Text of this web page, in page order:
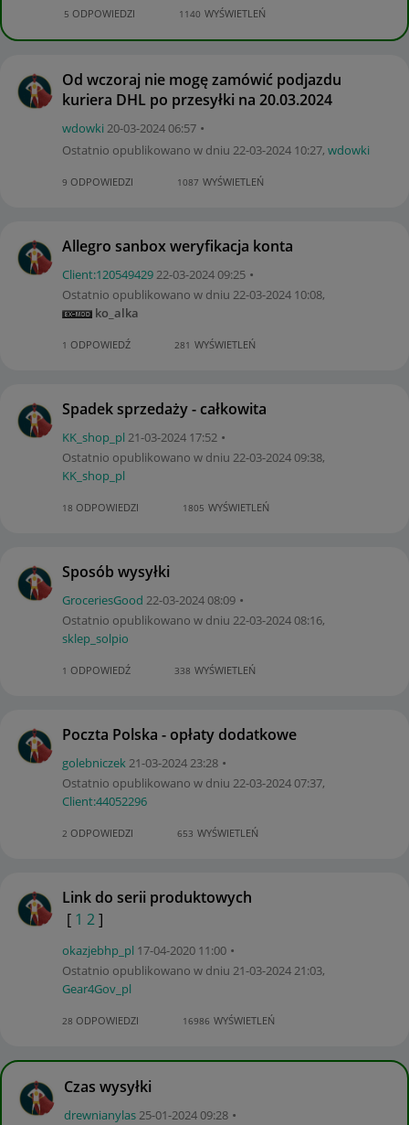
5 ODPOWIEDZI 1140 WYŚWIETLEŃ
Od wczoraj nie mogę zamówić podjazdu
kuriera DHL po przesyłki na 20.03.2024
wdowki ‎20-03-202406:57
Ostatnio opublikowano w dniu ‎22-03-2024 10:27, wdowki
9 ODPOWIEDZI 1087 WYŚWIETLEŃ
Allegro sanbox weryfikacja konta
Client:120549429‎22-03-202409:25
Ostatnio opublikowano w dniu ‎22-03-2024 10:08,
ko_alka
1 ODPOWIEDŹ 281 WYŚWIETLEŃ
Spadek sprzedaży - całkowita
KK_shop_pl ‎21-03-2024 17:52
Ostatnio opublikowano w dniu ‎22-03-202409:38,
KK_shop_pl
18 ODPOWIEDZI 1805 WYŚWIETLEŃ
Sposób wysyłki
GroceriesGood ‎22-03-202408:09
Ostatnio opublikowano w dniu ‎22-03-202408:16,
sklep_solpio
1 ODPOWIEDŹ 338 WYŚWIETLEŃ
Poczta Polska - opłaty dodatkowe
golebniczek‎21-03-202423:28
Ostatnio opublikowano w dniu ‎22-03-202407:37,
Client:44052296
2 ODPOWIEDZI 653 WYŚWIETLEŃ
Link do serii produktowych
[ 1 2]
okazjebhp_pl ‎17-04-2020 11:00
Ostatnio opublikowano w dniu ‎21-03-202421:03,
Gear4Gov_pl
28 ODPOWIEDZI 16986 WYŚWIETLEŃ
Czas wysyłki
drewnianylas‎25-01-202409:28